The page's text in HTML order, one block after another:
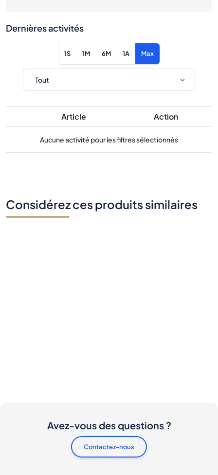
Dernières activités
1S 1M 6M 1A Max
Article Action
Aucune activité pour les filtres sélectionnés
Considérez ces produits similaires
Avez-vous des questions ?
Contactez-nous